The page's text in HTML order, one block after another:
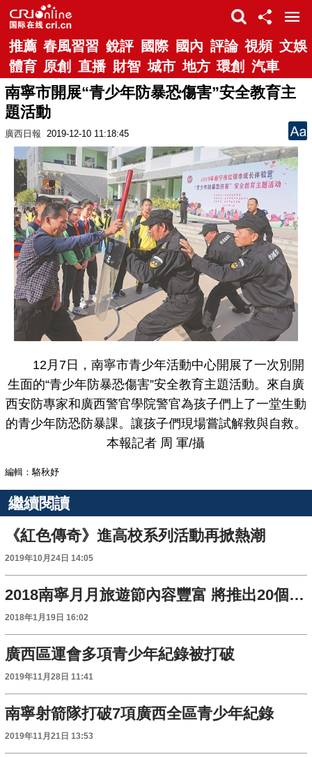
推薦 春風習習 銳評 國際 國內 評論 視頻 文娛
體育 原創 直播 財智 城市 地方 環創 汽車
南寧市開展“青少年防暴恐傷害”安全教育主
題活動
廣西日報 2019-12-10 11:18:45
12月7日，南寧市青少年活動中心開展了一次別開
生面的“青少年防暴恐傷害”安全教育主題活動。來自廣
西安防專家和廣西警官學院警官為孩子們上了一堂生動
的青少年防恐防暴課。讓孩子們現場嘗試解救與自救。
本報記者 周 軍/攝
編輯：駱秋妤
繼續閱讀
《紅色傳奇》進高校系列活動再掀熱潮
2019年10月24日 14:05
2018南寧月月旅遊節內容豐富 將推出20個主題活動
2018年1月19日 16:02
廣西區運會多項青少年紀錄被打破
2019年11月28日 11:41
南寧射箭隊打破7項廣西全區青少年紀錄
2019年11月21日 13:53